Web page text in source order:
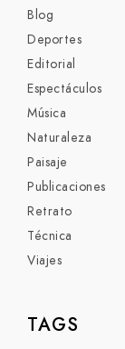
Blog
Deportes
Editorial
Espectáculos
Música
Naturaleza
Paisaje
Publicaciones
Retrato
Técnica
Viajes
TAGS